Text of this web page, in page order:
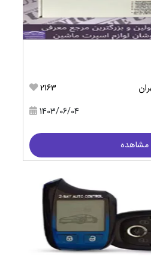
2163
1403/06/04
مشاهده